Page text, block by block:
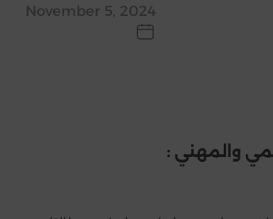
November 5, 2024
والمهني :